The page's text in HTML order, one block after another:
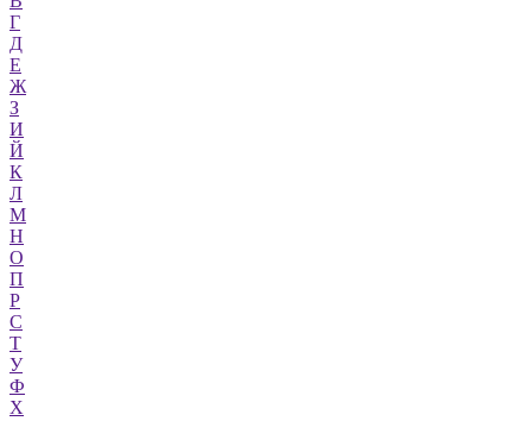
Г
Д
Е
Ж
З
И
Й
К
Л
М
Н
О
П
Р
С
Т
У
Ф
Х